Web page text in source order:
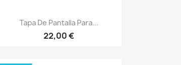
Vista rápida
Tapa De Pantalla Para...
22,00 €